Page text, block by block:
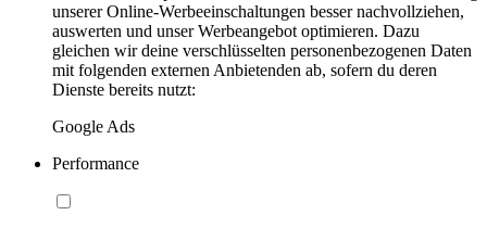
unserer Online-Werbeeinschaltungen besser nachvollziehen,
auswerten und unser Werbeangebot optimieren. Dazu
gleichen wir deine verschlüsselten personenbezogenen Daten
mit folgenden externen Anbietenden ab, sofern du deren
Dienste bereits nutzt:
Google Ads
Performance